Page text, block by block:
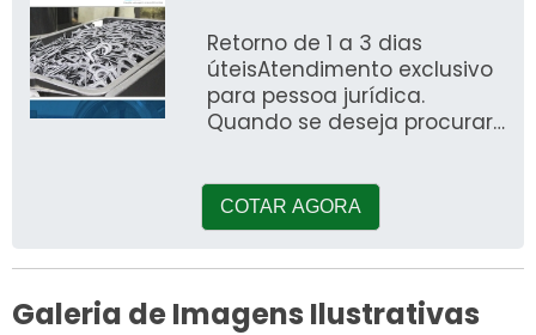
Retorno de 1 a 3 dias
úteisAtendimento exclusivo
para pessoa jurídica.
Quando se deseja procurar
COTAR AGORA
Galeria de Imagens Ilustrativas